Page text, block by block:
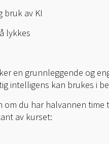
bruk av KI
lykkes
en grunnleggende og
intelligens kan brukes i
om du har halvannen
av kurset: